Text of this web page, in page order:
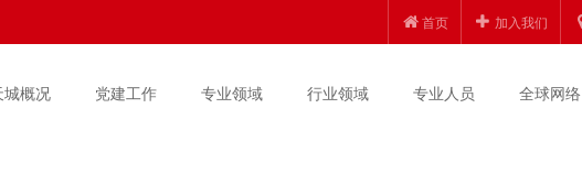
首页 加入我们
城概况 党建工作 专业领域 行业领域 专业人员 全球网络